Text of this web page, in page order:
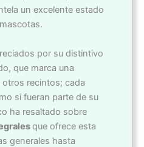
un excelente estado
por su distintivo
que marca una
recintos; cada
si fueran parte de su
ha resaltado sobre
que ofrece esta
generales hasta